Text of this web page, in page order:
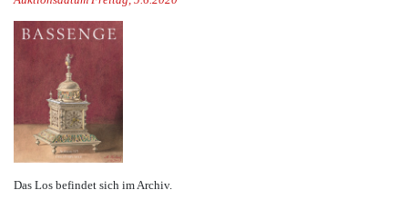
Das Los befindet sich im Archiv.